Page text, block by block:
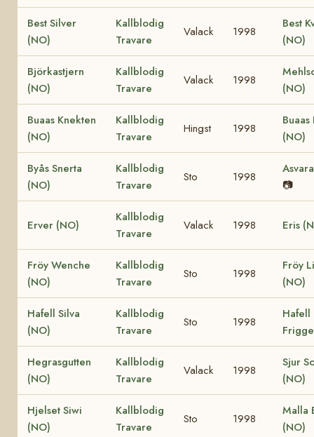
Best Silver
(NO)
Kallblodig
Travare
Valack 1998
Best
(NO)
Björkastjern
(NO)
Kallblodig
Travare
Valack 1998
(NO)
Buaas Knekten
(NO)
Kallblodig
Travare
Hingst 1998
Buaas
(NO)
Byås Snerta
(NO)
Kallblodig
Travare
Sto 1998
📷
Erver (NO)
Kallblodig
Travare
Valack 1998 Eris
Fröy Wenche
(NO)
Kallblodig
Travare
Sto 1998
Fröy
(NO)
Hafell Silva
(NO)
Kallblodig
Travare
Sto 1998
Hafell
Hegrasgutten
(NO)
Kallblodig
Travare
Valack 1998
Sjur
(NO)
Hjelset Siwi
(NO)
Kallblodig
Travare
Sto 1998
Malla
(NO)